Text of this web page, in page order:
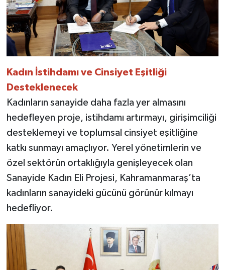
Kadın İstihdamı ve Cinsiyet Eşitliği
Desteklenecek
Kadınların sanayide daha fazla yer almasını
hedefleyen proje, istihdamı artırmayı, girişimciliği
desteklemeyi ve toplumsal cinsiyet eşitliğine
katkı sunmayı amaçlıyor. Yerel yönetimlerin ve
özel sektörün ortaklığıyla genişleyecek olan
Sanayide Kadın Eli Projesi, Kahramanmaraş’ta
kadınların sanayideki gücünü görünür kılmayı
hedefliyor.